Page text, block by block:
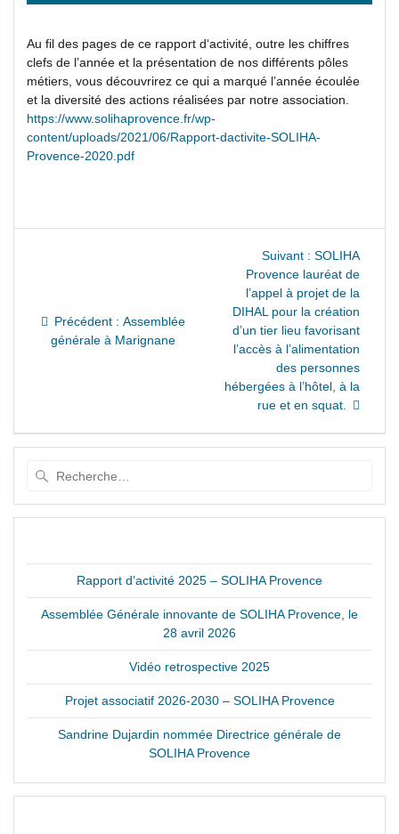
Au fil des pages de ce rapport d‘activité, outre les chiffres
clefs de l’année et la présentation de nos différents pôles
métiers, vous découvrirez ce qui a marqué l’année écoulée
et la diversité des actions réalisées par notre association.
https://www.solihaprovence.fr/wp-
content/uploads/2021/06/Rapport-dactivite-SOLIHA-
Provence-2020.pdf
l’article
Précédent : Article
précédent
Assemblée
générale à Marignane
Suivant : Article
suivant
:
SOLIHA
Provence lauréat de
l’appel à projet de la
DIHAL pour la création
d’un tier lieu favorisant
l’accès à l’alimentation
des personnes
hébergées à l’hôtel, à la
rue et en squat.
:
Rapport d’activité 2025 – SOLIHA Provence
Assemblée Générale innovante de SOLIHA Provence, le
28 avril 2026
Vidéo retrospective 2025
Projet associatif 2026-2030 – SOLIHA Provence
Sandrine Dujardin nommée Directrice générale de
SOLIHA Provence